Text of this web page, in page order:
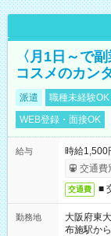
〈月1日～で
コスメのカン
派遣 職種未経験OK
WEB登録・面接OK
給与
時給1,500
交通費
交通費 ■
勤務地
大阪府東
布施駅か